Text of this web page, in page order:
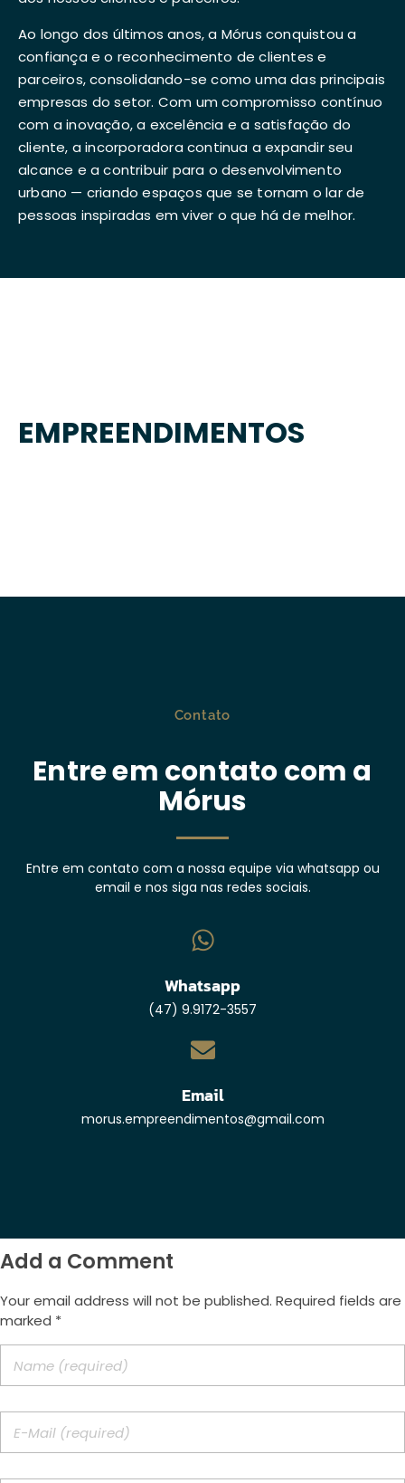
Ao longo dos últimos anos, a Mórus conquistou a
confiança e o reconhecimento de clientes e
parceiros, consolidando-se como uma das principais
empresas do setor. Com um compromisso contínuo
com a inovação, a excelência e a satisfação do
cliente, a incorporadora continua a expandir seu
alcance e a contribuir para o desenvolvimento
urbano — criando espaços que se tornam o lar de
pessoas inspiradas em viver o que há de melhor.
EMPREENDIMENTOS
Contato
Entre em contato com a
Mórus
Entre em contato com a nossa equipe via whatsapp ou
email e nos siga nas redes sociais.
Whatsapp
(47) 9.9172-3557
Email
morus.empreendimentos@gmail.com
Add a Comment
Your email address will not be published. Required fields are
marked *